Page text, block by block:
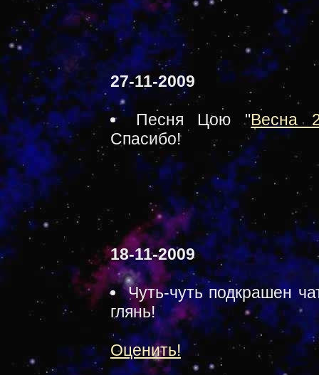
27-11-2009
Песня Цою "Весна
Спасибо!
18-11-2009
Чуть-чуть подкрашен
глянь!
Оценить!